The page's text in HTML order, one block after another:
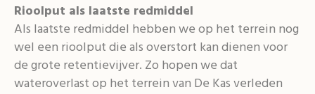
Rioolput als laatste redmiddel
Als laatste redmiddel hebben we op het terrein nog
wel een rioolput die als overstort kan dienen voor
de grote retentievijver. Zo hopen we dat
wateroverlast op het terrein van De Kas verleden